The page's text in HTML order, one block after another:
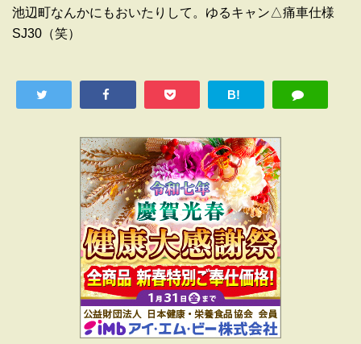
池辺町なんかにもおいたりして。ゆるキャン△痛車仕様
SJ30（笑）
B!